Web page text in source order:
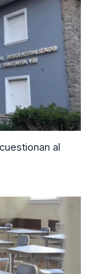
al